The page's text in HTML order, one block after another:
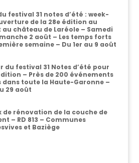
festival 31 notes d’été : week-
de la 28e édition au
au château de Laréole – Samedi
2 août – Les temps forts
semaine – Du 1er au 9 août
du festival 31 Notes d’été pour
– Près de 200 événements
toute la Haute-Garonne –
29 août
de rénovation de la couche de
– RD 813 – Communes
et Baziège